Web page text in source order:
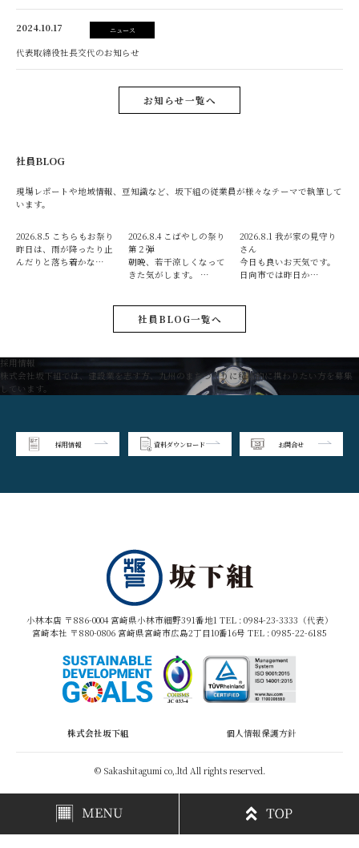
2024.10.17 ニュース
代表取締役社長交代のお知らせ
お知らせ一覧へ
社員BLOG
現場レポートや地域情報、豆知識など、坂下組の従業員が様々なテーマで執筆して
います。
2026.8.5 こちらもお祭り
昨日は、雨が降ったり止
んだりと落ち着かな…
2026.8.4 こばやしの祭り
第２弾
朝晩、若干涼しくなって
きた気がします。 …
2026.8.1 我が家の見守り
さん
今日も良いお天気です。
日向市では昨日か…
社員BLOG一覧へ
採用情報
株式会社坂下組では、建設業を志す方、九州のまちづくりに積極的に携わりたい方を募集
しています。
採用情報 資料ダウンロード お問合せ
小林本店 〒886-0004 宮崎県小林市細野391番地1 TEL : 0984-23-3333（代表）
宮崎本社 〒880-0806 宮崎県宮崎市広島2丁目10番16号 TEL : 0985-22-6185
株式会社坂下組 個人情報保護方針
© Sakashitagumi co,.ltd All rights reserved.